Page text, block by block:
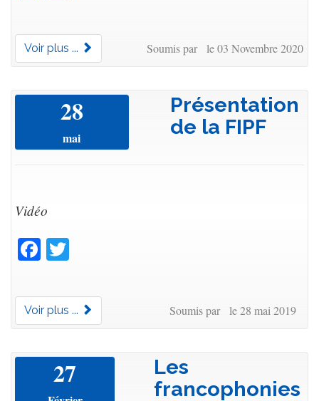
Voir plus ... Soumis par le 03 Novembre 2020
28
mai
Présentation
de la FIPF
Vidéo
Facebook
Voir plus ... Soumis par le 28 mai 2019
27
Les
francophonies